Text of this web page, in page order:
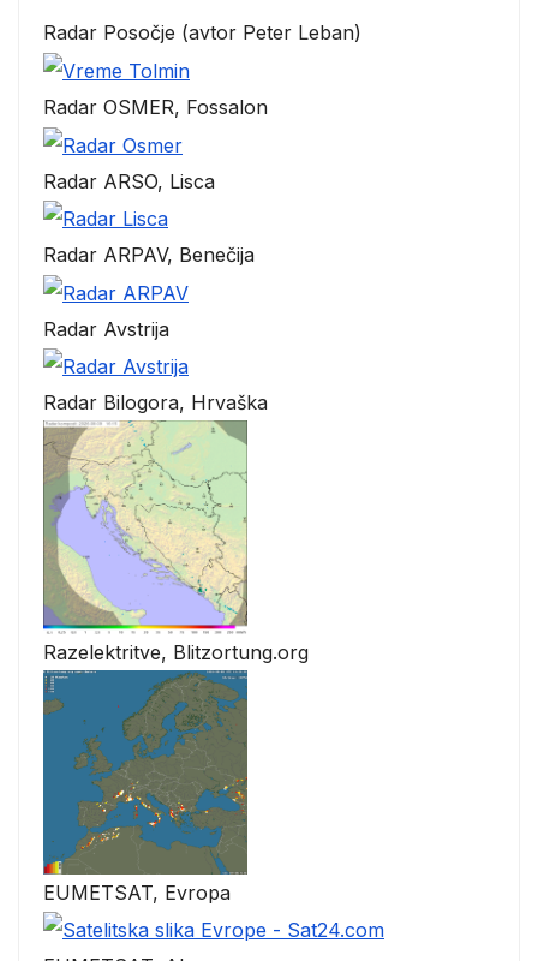
Radar Posočje (avtor Peter Leban)
Radar OSMER, Fossalon
Radar ARSO, Lisca
Radar ARPAV, Benečija
Radar Avstrija
Radar Bilogora, Hrvaška
Razelektritve, Blitzortung.org
EUMETSAT, Evropa